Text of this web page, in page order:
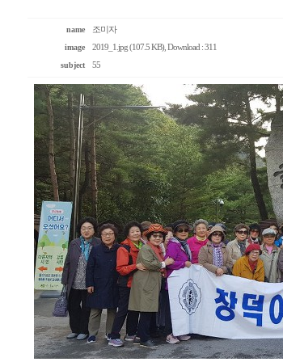
name 조미자
image 2019_1.jpg (107.5 KB), Download : 311
subject 55